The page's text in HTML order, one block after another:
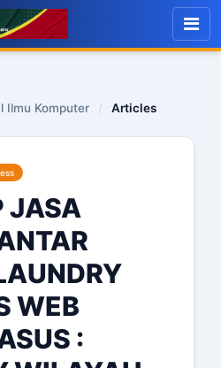
Ilmu Komputer
/ Articles
JASA
WEB
: